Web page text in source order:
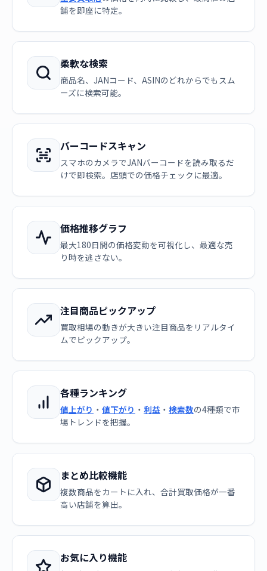
舗を即座に特定。
柔軟な検索
商品名、JANコード、ASINのどれからでもスム
ーズに検索可能。
バーコードスキャン
スマホのカメラでJANバーコードを読み取るだ
けで即検索。店頭での価格チェックに最適。
価格推移グラフ
最大180日間の価格変動を可視化し、最適な売
り時を逃さない。
注目商品ピックアップ
買取相場の動きが大きい注目商品をリアルタイ
ムでピックアップ。
各種ランキング
値上がり ・ 値下がり ・ 利益 ・ 検索数の4種類で市
場トレンドを把握。
まとめ比較機能
複数商品をカートに入れ、合計買取価格が一番
高い店舗を算出。
お気に入り機能